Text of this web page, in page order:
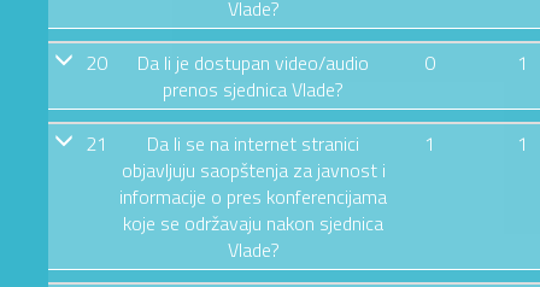
Vlade?
20
Da li je dostupan video/audio
prenos sjednica Vlade?
0 1
21
Da li se na internet stranici
objavljuju saopštenja za javnost i
informacije o pres konferencijama
koje se održavaju nakon sjednica
Vlade?
1 1